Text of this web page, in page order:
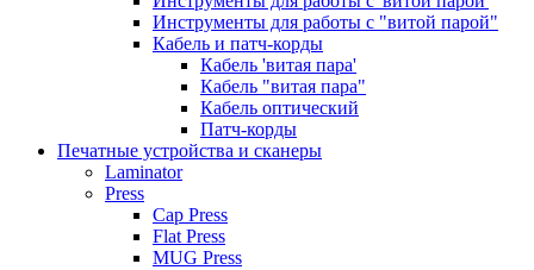
Инструменты для работы с "витой парой"
Кабель и патч-корды
Кабель 'витая пара'
Кабель "витая пара"
Кабель оптический
Патч-корды
Печатные устройства и сканеры
Laminator
Press
Cap Press
Flat Press
MUG Press